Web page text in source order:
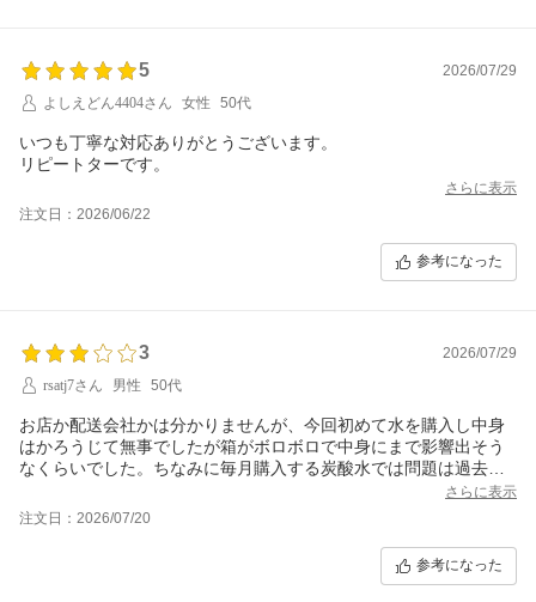
5
2026/07/29
よしえどん4404さん
女性 50代
いつも丁寧な対応ありがとうございます。
さらに表示
注文日：2026/06/22
参考になった
3
2026/07/29
rsatj7さん
男性 50代
お店か配送会社かは分かりませんが、今回初めて水を購入し中身
はかろうじて無事でしたが箱がボロボロで中身にまで影響出そう
なくらいでした。ちなみに毎月購入する炭酸水では問題は過去に
さらに表示
注文日：2026/07/20
参考になった